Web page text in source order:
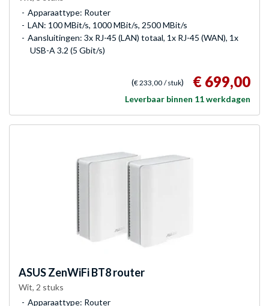
Apparaattype: Router
LAN: 100 MBit/s, 1000 MBit/s, 2500 MBit/s
Aansluitingen: 3x RJ-45 (LAN) totaal, 1x RJ-45 (WAN), 1x
USB-A 3.2 (5 Gbit/s)
(€ 233,00 / stuk) € 699,00
Leverbaar binnen 11 werkdagen
ASUSZenWiFi BT8 router
Wit, 2 stuks
Apparaattype: Router